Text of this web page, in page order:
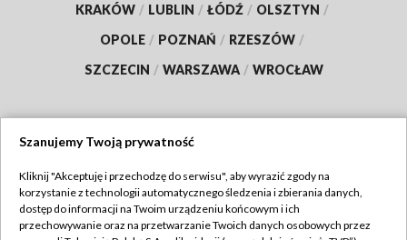
KRAKÓW / LUBLIN / ŁÓDŹ / OLSZTYN /
OPOLE / POZNAŃ / RZESZÓW /
SZCZECIN / WARSZAWA / WROCŁAW
TVP
Abonament TVP
Regulamin TVP
Szanujemy Twoją prywatność
Kliknij "Akceptuję i przechodzę do serwisu", aby wyrazić zgody na
korzystanie z technologii automatycznego śledzenia i zbierania danych,
dostęp do informacji na Twoim urządzeniu końcowym i ich
przechowywanie oraz na przetwarzanie Twoich danych osobowych przez